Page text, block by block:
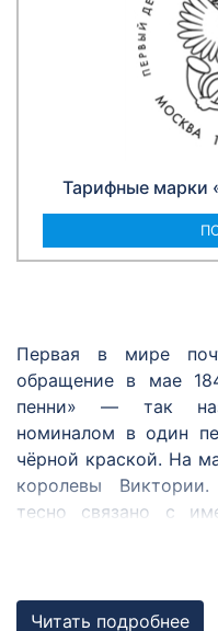
Тарифные марки
Первая в мире
обращение в мае
пенни» — так
номиналом в один
чёрной краской. На
королевы
тесно связано с
цены почтовой
Читать подробнее